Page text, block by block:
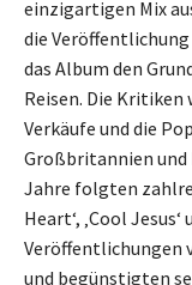
einzigartigen Mix
die
das Album den
Reisen. Die Kritiken
Verkäufe und die
Großbritannien und
Jahre folgten
Heart‘, ‚Cool Jesus‘
Veröffentlichungen
und begünstigten